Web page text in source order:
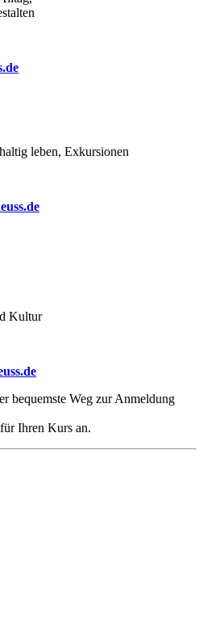
leben, Exkursionen
Kultur
bequemste Weg zur Anmeldung
Ihren Kurs an.